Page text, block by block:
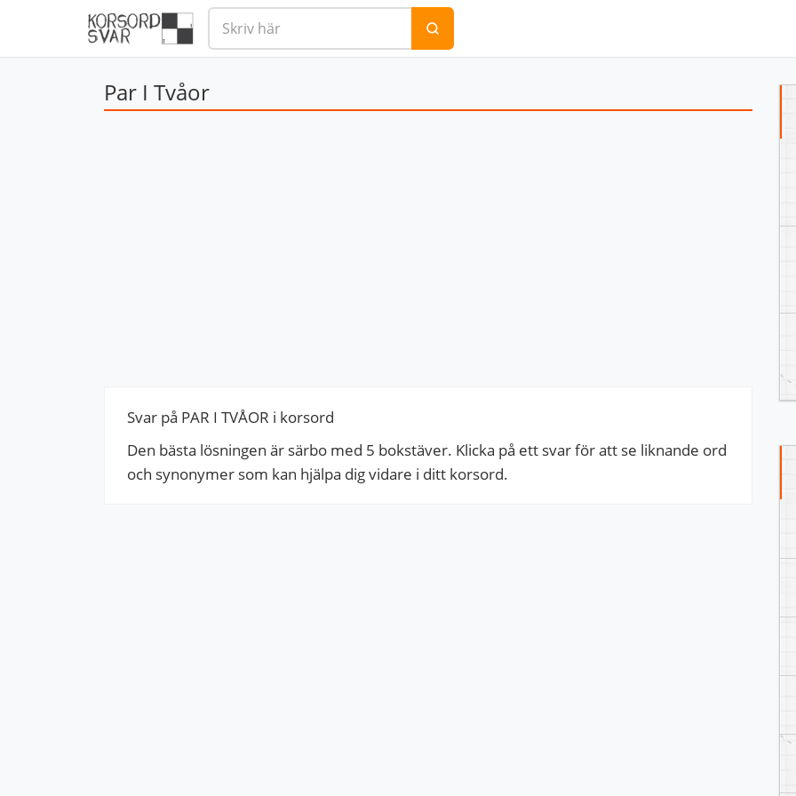
Par I Tvåor
Svar på PAR I TVÅOR i korsord
Den bästa lösningen är särbo med 5 bokstäver. Klicka på ett svar för att se liknande ord
och synonymer som kan hjälpa dig vidare i ditt korsord.